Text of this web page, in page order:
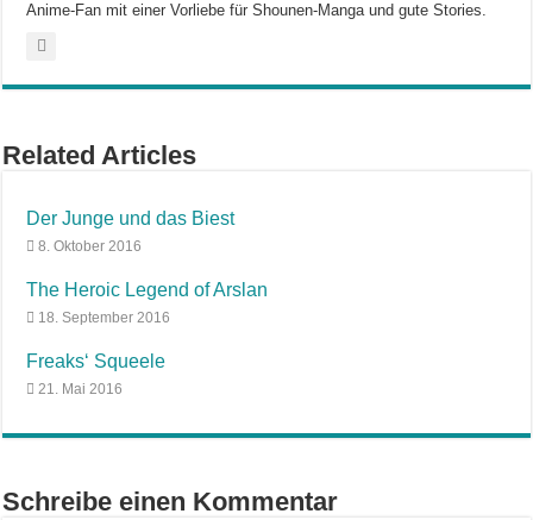
Anime-Fan mit einer Vorliebe für Shounen-Manga und gute Stories.
Related Articles
Der Junge und das Biest
8. Oktober 2016
The Heroic Legend of Arslan
18. September 2016
Freaks‘ Squeele
21. Mai 2016
Schreibe einen Kommentar